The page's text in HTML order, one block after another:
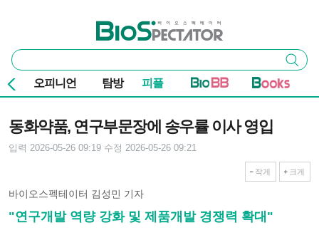
바이오스펙테이터
통
합
검
색
검색
오피니언 탐방 피플
동화약품, 연구부문장에 송우률 이사 영입
입력 2026-05-26 09:19 수정 2026-05-26 09:21
작게 크게
바이오스펙테이터 김성민 기자
"연구개발 역량 강화 및 제품개발 경쟁력 확대"